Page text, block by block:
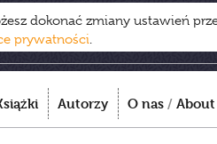
dokonać zmiany ustawień
prywatności.
Autorzy O nas / About